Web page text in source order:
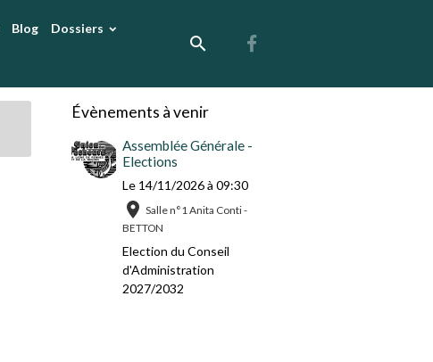
Blog Dossiers
Évènements à venir
Assemblée Générale -
Elections
Le 14/11/2026à 09:30
Salle n°1 Anita Conti -
BETTON
Election du Conseil
d'Administration
2027/2032